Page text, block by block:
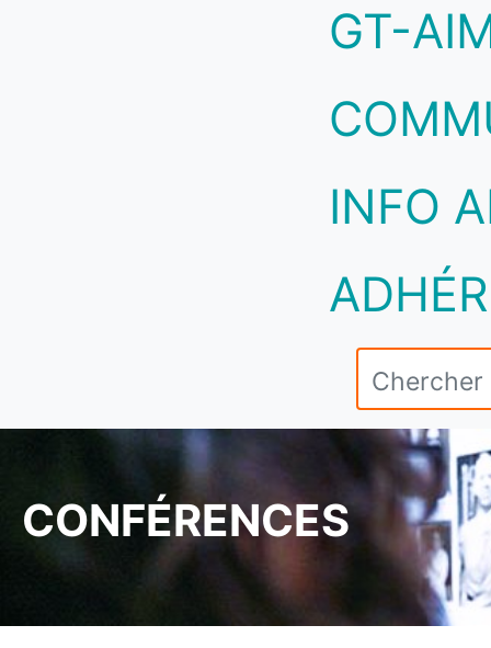
GT-
INFO
CONFÉRENCES